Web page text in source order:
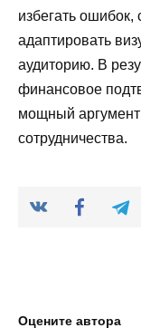
избегать
адаптировать
аудиторию. В
финансовое
мощный
сотрудничества.
Оцените автора